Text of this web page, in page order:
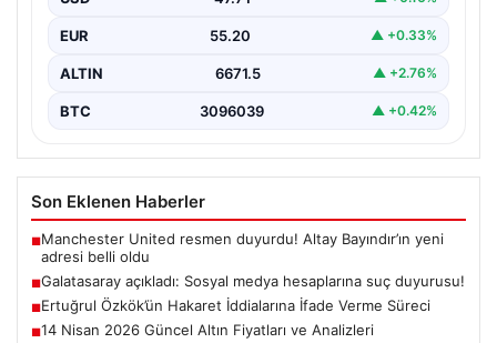
EUR 55.20 ▲ +0.33%
ALTIN 6671.5 ▲ +2.76%
BTC 3096039 ▲ +0.42%
Son Eklenen Haberler
■Manchester United resmen duyurdu! Altay Bayındır’ın yeni
adresi belli oldu
■Galatasaray açıkladı: Sosyal medya hesaplarına suç duyurusu!
■Ertuğrul Özkök’ün Hakaret İddialarına İfade Verme Süreci
■14 Nisan 2026 Güncel Altın Fiyatları ve Analizleri